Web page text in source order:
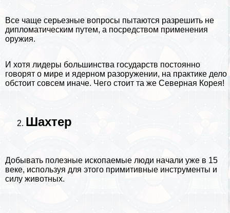
Все чаще серьезные вопросы пытаются разрешить не
дипломатическим путем, а посредством применения
оружия.
И хотя лидеры большинства государств постоянно
говорят о мире и ядерном разоружении, на пpaктике дело
обстоит совсем иначе. Чего стоит та же Северная Корея!
Шахтер
Добывать полезные ископаемые люди начали уже в 15
веке, используя для этого примитивные инструменты и
силу животных.